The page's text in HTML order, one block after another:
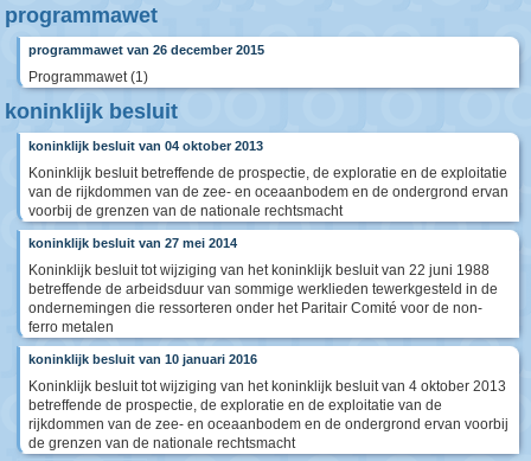
programmawet
programmawet van 26 december 2015
Programmawet (1)
koninklijk besluit
koninklijk besluit van 04 oktober 2013
Koninklijk besluit betreffende de prospectie, de exploratie en de exploitatie
van de rijkdommen van de zee- en oceaanbodem en de ondergrond ervan
voorbij de grenzen van de nationale rechtsmacht
koninklijk besluit van 27 mei 2014
Koninklijk besluit tot wijziging van het koninklijk besluit van 22 juni 1988
betreffende de arbeidsduur van sommige werklieden tewerkgesteld in de
ondernemingen die ressorteren onder het Paritair Comité voor de non-
ferro metalen
koninklijk besluit van 10 januari 2016
Koninklijk besluit tot wijziging van het koninklijk besluit van 4 oktober 2013
betreffende de prospectie, de exploratie en de exploitatie van de
rijkdommen van de zee- en oceaanbodem en de ondergrond ervan voorbij
de grenzen van de nationale rechtsmacht